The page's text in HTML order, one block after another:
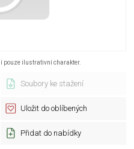
pouze ilustrativní charakter.
Soubory ke stažení
Uložit do oblíbených
Přidat do nabídky